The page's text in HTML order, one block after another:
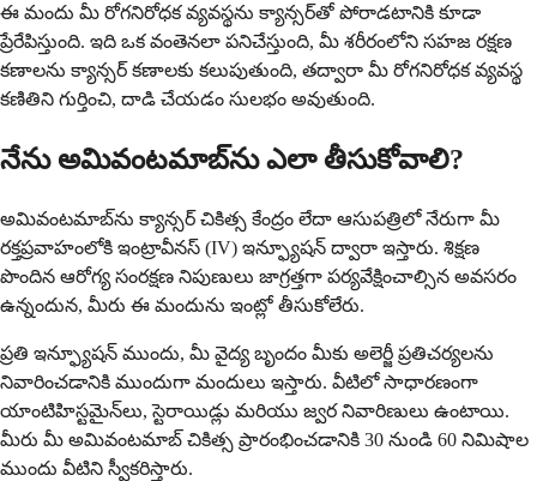
ఈ మందు మీ రోగనిరోధక వ్యవస్థను క్యాన్సర్‌తో పోరాడటానికి కూడా
ప్రేరేపిస్తుంది. ఇది ఒక వంతెనలా పనిచేస్తుంది, మీ శరీరంలోని సహజ రక్షణ
కణాలను క్యాన్సర్ కణాలకు కలుపుతుంది, తద్వారా మీ రోగనిరోధక వ్యవస్థ
కణితిని గుర్తించి, దాడి చేయడం సులభం అవుతుంది.
నేను అమివంటమాబ్‌ను ఎలా తీసుకోవాలి?
అమివంటమాబ్‌ను క్యాన్సర్ చికిత్స కేంద్రం లేదా ఆసుపత్రిలో నేరుగా మీ
రక్తప్రవాహంలోకి ఇంట్రావీనస్ (IV) ఇన్ఫ్యూషన్ ద్వారా ఇస్తారు. శిక్షణ
పొందిన ఆరోగ్య సంరక్షణ నిపుణులు జాగ్రత్తగా పర్యవేక్షించాల్సిన అవసరం
ఉన్నందున, మీరు ఈ మందును ఇంట్లో తీసుకోలేరు.
ప్రతి ఇన్ఫ్యూషన్ ముందు, మీ వైద్య బృందం మీకు అలెర్జీ ప్రతిచర్యలను
నివారించడానికి ముందుగా మందులు ఇస్తారు. వీటిలో సాధారణంగా
యాంటిహిస్టమైన్‌లు, స్టెరాయిడ్లు మరియు జ్వర నివారిణులు ఉంటాయి.
మీరు మీ అమివంటమాబ్ చికిత్స ప్రారంభించడానికి 30 నుండి 60 నిమిషాల
ముందు వీటిని స్వీకరిస్తారు.